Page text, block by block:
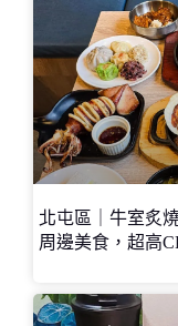
北屯區｜牛室炙
周邊美食，超高